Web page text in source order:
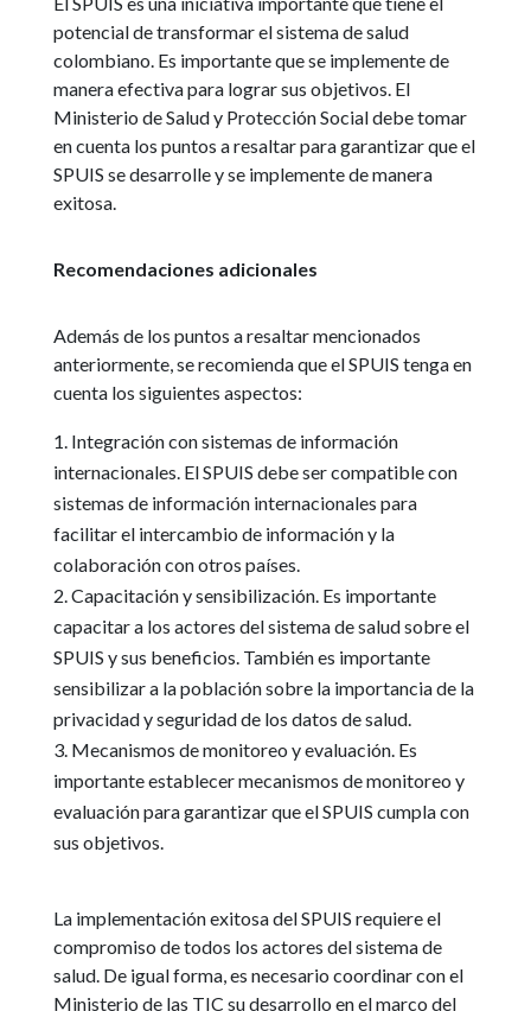
potencial de transformar el sistema de salud
colombiano. Es importante que se implemente de
manera efectiva para lograr sus objetivos. El
Ministerio de Salud y Protección Social debe tomar
en cuenta los puntos a resaltar para garantizar que el
SPUIS se desarrolle y se implemente de manera
exitosa.
Recomendaciones adicionales
Además de los puntos a resaltar mencionados
anteriormente, se recomienda que el SPUIS tenga en
cuenta los siguientes aspectos:
Integración con sistemas de información
internacionales. El SPUIS debe ser compatible con
sistemas de información internacionales para
facilitar el intercambio de información y la
colaboración con otros países.
Capacitación y sensibilización. Es importante
capacitar a los actores del sistema de salud sobre el
SPUIS y sus beneficios. También es importante
sensibilizar a la población sobre la importancia de la
privacidad y seguridad de los datos de salud.
Mecanismos de monitoreo y evaluación. Es
importante establecer mecanismos de monitoreo y
evaluación para garantizar que el SPUIS cumpla con
sus objetivos.
La implementación exitosa del SPUIS requiere el
compromiso de todos los actores del sistema de
salud. De igual forma, es necesario coordinar con el
Ministerio de las TIC su desarrollo en el marco del